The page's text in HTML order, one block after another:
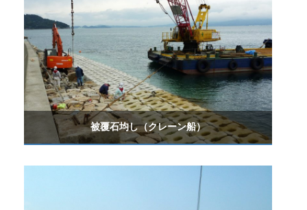
被覆石均し（クレーン船）